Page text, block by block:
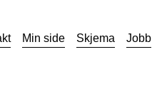
Min side Skjema Jobb